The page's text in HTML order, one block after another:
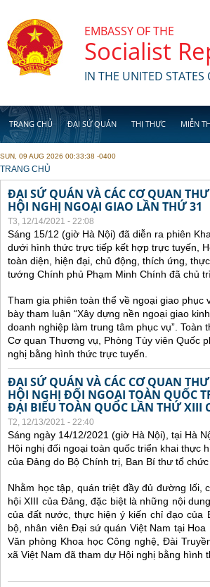
EMBASSY OF THE
Socialist
IN THE UNITED STATES
TRANG CHỦ ĐẠI SỨ QUÁN THỊ THỰC MIỄN
SUN, 09 AUG 2026 00:33:38 -0400
YOU ARE HERE
TRANG CHỦ
ĐẠI SỨ QUÁN VÀ CÁC CƠ QUAN
HỘI NGHỊ NGOẠI GIAO LẦN THỨ 31
T3, 12/14/2021 - 22:08
Sáng 15/12 (giờ Hà Nội) đã diễn ra phiên
dưới hình thức trực tiếp kết hợp trực tuyến,
toàn diện, hiện đại, chủ động, thích ứng,
tướng Chính phủ Phạm Minh Chính đã chủ
Tham gia phiên toàn thể về ngoại giao
bày tham luận “Xây dựng nền ngoại giao
doanh nghiệp làm trung tâm phục vụ”. Toàn
Cơ quan Thương vụ, Phòng Tùy viên Quốc
nghị bằng hình thức trực tuyến.
ĐẠI SỨ QUÁN VÀ CÁC CƠ QUAN
HỘI NGHỊ ĐỐI NGOẠI TOÀN QUỐC
ĐẠI BIỂU TOÀN QUỐC LẦN THỨ XIII
T2, 12/13/2021 - 22:40
Sáng ngày 14/12/2021 (giờ Hà Nội), tại Hà
Hội nghị đối ngoại toàn quốc triển khai thực
của Đảng do Bộ Chính trị, Ban Bí thư tổ
Nhằm học tập, quán triệt đầy đủ đường lối,
hội XIII của Đảng, đặc biệt là những nội
của đất nước, thực hiện ý kiến chỉ đạo của
bộ, nhân viên Đại sứ quán Việt Nam tại
Văn phòng Khoa học Công nghệ, Đài
xã Việt Nam đã tham dự Hội nghị bằng hình